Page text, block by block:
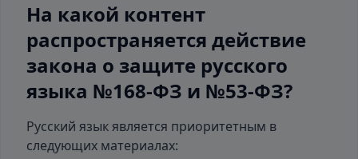
На какой контент
распространяется действие
закона о защите русского
языка №168-ФЗ и №53-ФЗ?
Русский язык является приоритетным в
следующих материалах: